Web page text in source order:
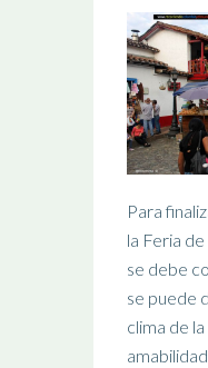
Para
la Feria
se debe
se puede
clima de